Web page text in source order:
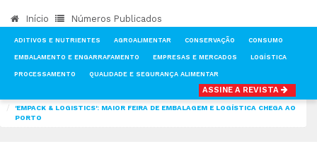
Início Números Publicados
ADITIVOS E NUTRIENTES AGROALIMENTAR CONSERVAÇÃO CONSUMO
EMBALAMENTO E ENGARRAFAMENTO EMPRESAS E MERCADOS LOGÍSTICA
PROCESSAMENTO QUALIDADE E SEGURANÇA ALIMENTAR
ASSINE A REVISTA
'EMPACK & LOGISTICS': MAIOR FEIRA DE EMBALAGEM E LOGÍSTICA CHEGA AO
PORTO